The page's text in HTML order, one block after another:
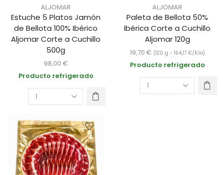
ALJOMAR
Estuche 5 Platos Jamón
de Bellota 100% Ibérico
Aljomar Corte a Cuchillo
500g
98,00 €
Producto refrigerado
ALJOMAR
Paleta de Bellota 50%
Ibérica Corte a Cuchillo
Aljomar 120g
19,70 € (120 g - 164,17 €/Kilo)
Producto refrigerado